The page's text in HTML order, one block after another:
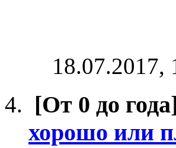
18.07.2017,
[От 0 до
хорошо или